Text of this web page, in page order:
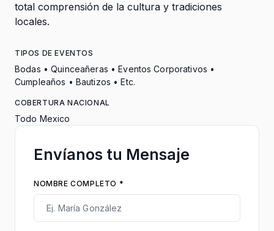
total comprensión de la cultura y tradiciones
locales.
TIPOS DE EVENTOS
Bodas • Quinceañeras • Eventos Corporativos •
Cumpleaños • Bautizos • Etc.
COBERTURA NACIONAL
Todo Mexico
Envíanos tu Mensaje
NOMBRE COMPLETO *